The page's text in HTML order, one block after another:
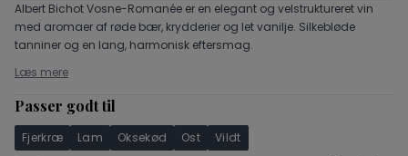
Albert Bichot Vosne-Romanée er en elegant og velstruktureret vin
med aromaer af røde bær, krydderier og let vanilje. Silkebløde
tanniner og en lang, harmonisk eftersmag.
Læs mere
Passer godt til
Fjerkræ Lam Oksekød Ost
Vildt